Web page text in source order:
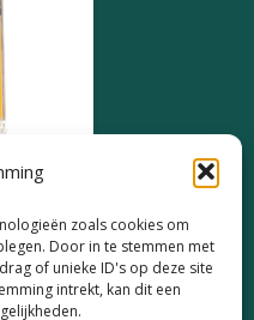
zoals cookies om
Door in te stemmen met
of unieke ID's op deze site
intrekt, kan dit een